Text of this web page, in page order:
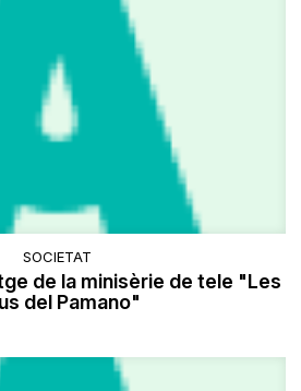
SOCIETAT
de la minisèrie de tele "Les
del Pamano"